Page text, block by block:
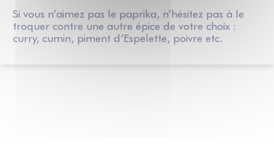
Si vous n’aimez pas le paprika, n’hésitez pas à le
troquer contre une autre épice de votre choix :
curry, cumin, piment d’Espelette, poivre etc.